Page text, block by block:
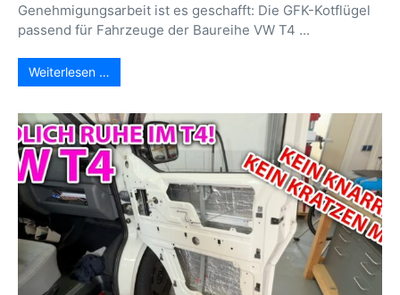
Genehmigungsarbeit ist es geschafft: Die GFK-Kotflügel
passend für Fahrzeuge der Baureihe VW T4 ...
Weiterlesen …